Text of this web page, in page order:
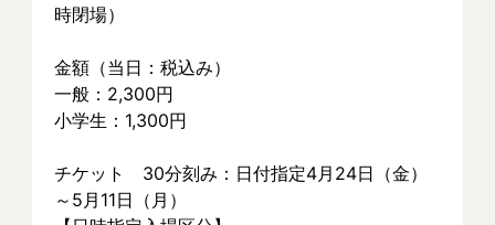
時閉場）
金額（当日：税込み）
一般：2,300円
小学生：1,300円
チケット　30分刻み：日付指定4月24日（金）
～5月11日（月）